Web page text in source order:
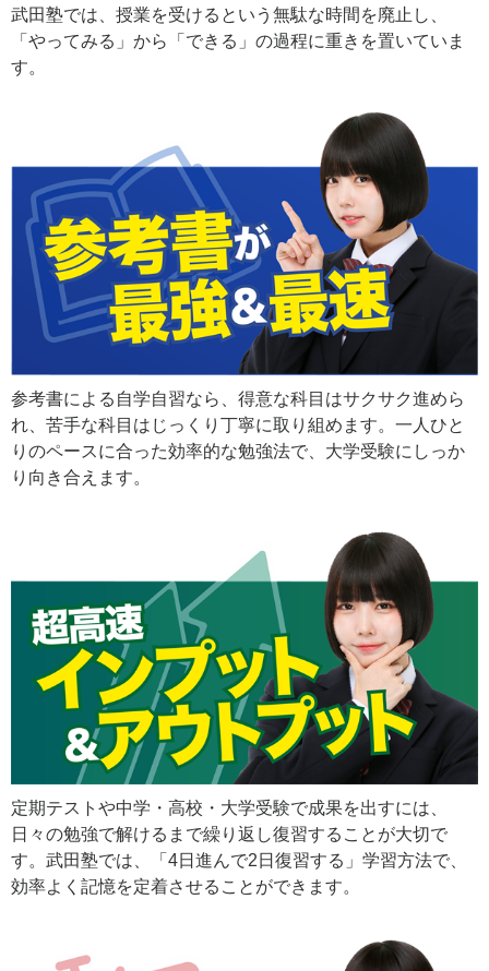
武田塾では、授業を受けるという無駄な時間を廃止し、
「やってみる」から「できる」の過程に重きを置いていま
す。
参考書による自学自習なら、得意な科目はサクサク進めら
れ、苦手な科目はじっくり丁寧に取り組めます。一人ひと
りのペースに合った効率的な勉強法で、大学受験にしっか
り向き合えます。
定期テストや中学・高校・大学受験で成果を出すには、
日々の勉強で解けるまで繰り返し復習することが大切で
す。武田塾では、「4日進んで2日復習する」学習方法で、
効率よく記憶を定着させることができます。